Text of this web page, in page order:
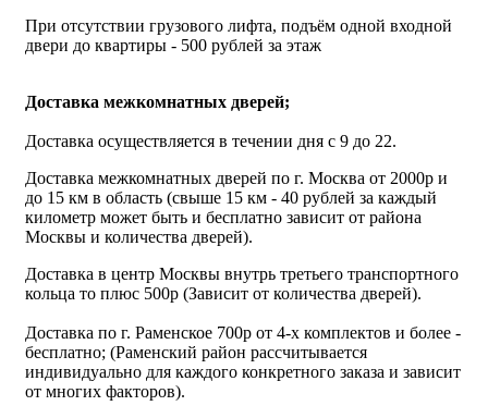
При отсутствии грузового лифта, подъём одной входной
двери до квартиры - 500 рублей за этаж
Доставка межкомнатных дверей;
Доставка осуществляется в течении дня с 9 до 22.
Доставка межкомнатных дверей по г. Москва от 2000р и
до 15 км в область (свыше 15 км - 40 рублей за каждый
километр может быть и бесплатно зависит от района
Москвы и количества дверей).
Доставка в центр Москвы внутрь третьего транспортного
кольца то плюс 500р (Зависит от количества дверей).
Доставка по г. Раменское 700р от 4-х комплектов и более -
бесплатно; (Раменский район рассчитывается
индивидуально для каждого конкретного заказа и зависит
от многих факторов).